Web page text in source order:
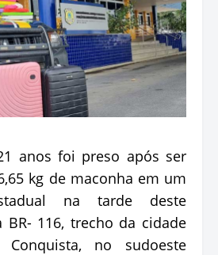
anos foi preso após ser
kg de maconha em um
na tarde deste
BR- 116, trecho da cidade
no sudoeste